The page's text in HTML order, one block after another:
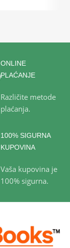
ONLINE
PLAĆANJE
Različite metode
plaćanja.
100% SIGURNA
KUPOVINA
Vaša kupovina je
100% sigurna.